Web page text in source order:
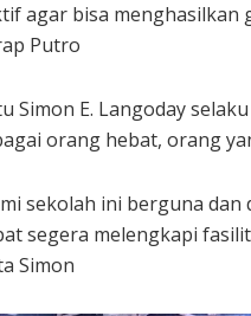
agar bisa menghasilkan
Putro
Simon E. Langoday
orang hebat, orang
sekolah ini berguna
segera melengkapi
Simon